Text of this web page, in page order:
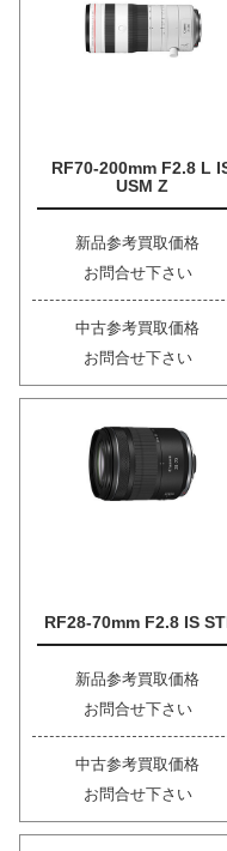
RF70-200mm F2.8 L
USM Z
新品参考買取価格
お問合せ下さい
中古参考買取価格
お問合せ下さい
RF28-70mm F2.8 IS
新品参考買取価格
お問合せ下さい
中古参考買取価格
お問合せ下さい